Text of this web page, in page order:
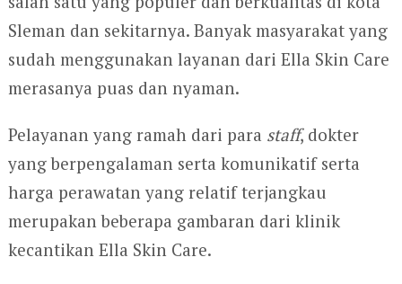
Sleman dan sekitarnya. Banyak masyarakat yang
sudah menggunakan layanan dari Ella Skin Care
merasanya puas dan nyaman.
Pelayanan yang ramah dari para staff, dokter
yang berpengalaman serta komunikatif serta
harga perawatan yang relatif terjangkau
merupakan beberapa gambaran dari klinik
kecantikan Ella Skin Care.